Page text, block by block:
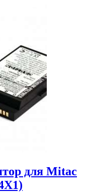
для Mitac